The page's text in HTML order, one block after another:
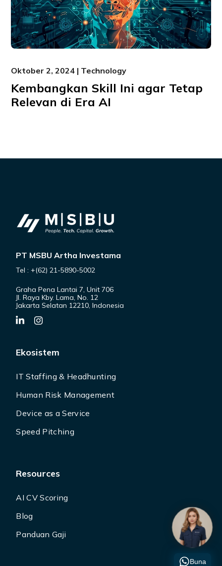
Oktober 2, 2024 | Technology
Kembangkan Skill Ini agar Tetap
Relevan di Era AI
PT MSBU Artha Investama
Tel : +(62) 21-5890-5002
Graha Pena Lantai 7, Unit 706
Jl. Raya Kby. Lama, No. 12
Jakarta Selatan 12210, Indonesia
Ekosistem
IT Staffing & Headhunting
Human Risk Management
Device as a Service
Speed Pitching
Resources
AI CV Scoring
Blog
Panduan Gaji
Buna